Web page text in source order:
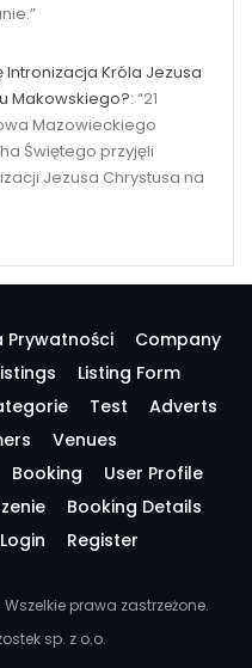
”
Intronizacja Króla Jezusa
Makowskiego?: “21
Mazowieckiego
Świętego przyjęli
Jezusa Chrystusa na
Prywatności
Company
Listing Form
Test
Adverts
Venues
Booking
User Profile
Booking Details
Login Register
prawa zastrzeżone.
sp. z o.o.